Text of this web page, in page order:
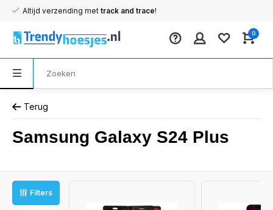
Altijd verzending met track and trace!
0
Terug
Samsung Galaxy S24 Plus
Filters